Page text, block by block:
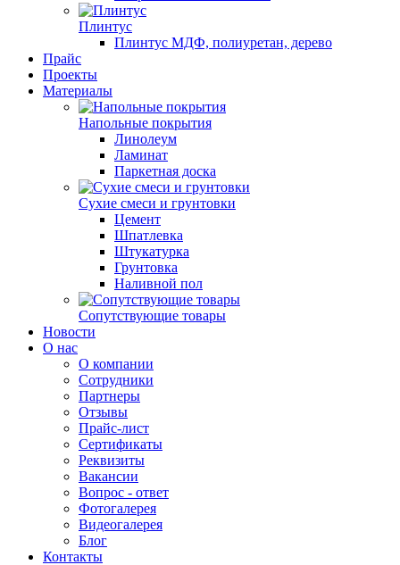
Плинтус
Плинтус МДФ, полиуретан, дерево
Прайс
Проекты
Материалы
Напольные покрытия
Линолеум
Ламинат
Паркетная доска
Сухие смеси и грунтовки
Цемент
Шпатлевка
Штукатурка
Грунтовка
Наливной пол
Сопутствующие товары
Новости
О нас
О компании
Сотрудники
Партнеры
Отзывы
Прайс-лист
Сертификаты
Реквизиты
Вакансии
Вопрос - ответ
Фотогалерея
Видеогалерея
Блог
Контакты